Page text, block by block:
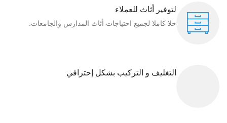
لتوفير أثاث للعملاء
حلا كاملا لجميع احتياجات أثاث المدارس والجامعات.
التغليف و التركيب بشكل إحترافي